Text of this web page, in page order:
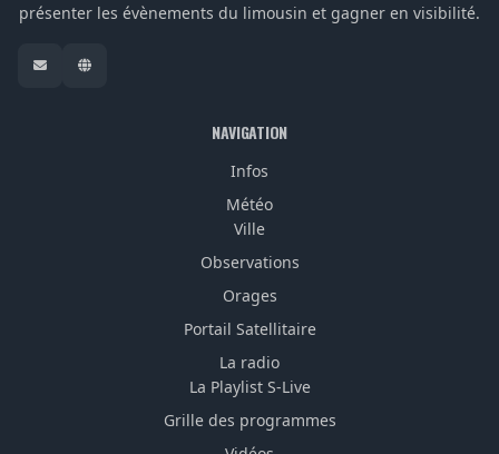
présenter les évènements du limousin et gagner en visibilité.
NAVIGATION
Infos
Météo
Ville
Observations
Orages
Portail Satellitaire
La radio
La Playlist S-Live
Grille des programmes